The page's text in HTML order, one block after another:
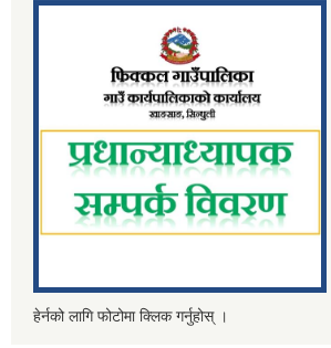
हेर्नको लागि फोटोमा क्लिक गर्नुहोस् ।